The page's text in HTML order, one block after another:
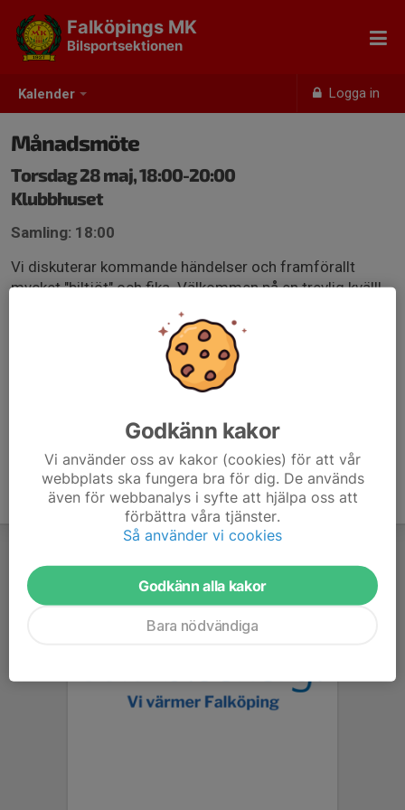
Kalender Logga in
Falköpings MK
Bilsportsektionen
Månadsmöte
Torsdag 28 maj, 18:00-20:00
Klubbhuset
Samling: 18:00
Vi diskuterar kommande händelser och framförallt
mycket "biltjöt" och fika. Välkommen på en trevlig kväll!
Klicka I om du kan komma så vi vet hur mycket fika som
Godkänn kakor
Vi använder oss av kakor (cookies) för att vår
webbplats ska fungera bra för dig. De används
även för webbanalys i syfte att hjälpa oss att
förbättra våra tjänster.
Så använder vi cookies
Godkänn alla kakor
Bara nödvändiga